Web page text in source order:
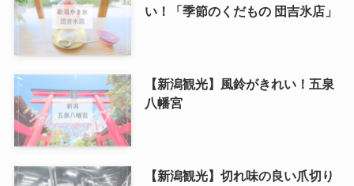
い！「季節のくだもの 団吉氷店」
【新潟観光】風鈴がきれい！五泉
八幡宮
【新潟観光】切れ味の良い爪切り